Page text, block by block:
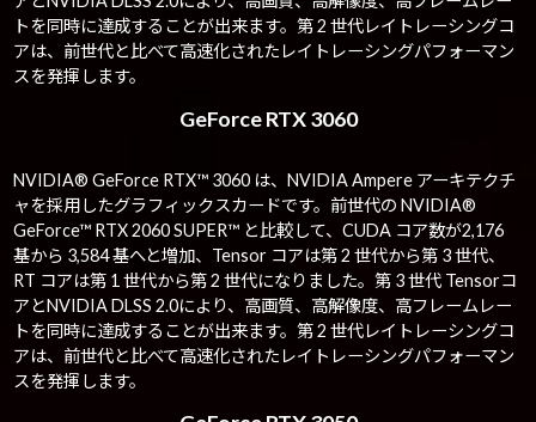
トを同時に達成することが出来ます。第 2 世代レイトレーシングコ
アは、前世代と比べて高速化されたレイトレーシングパフォーマン
スを発揮します。
GeForce RTX 3060
NVIDIA® GeForce RTX™ 3060 は、NVIDIA Ampere アーキテクチ
ャを採用したグラフィックスカードです。前世代の NVIDIA®
GeForce™ RTX 2060 SUPER™ と比較して、CUDA コア数が2,176
基から 3,584 基へと増加、Tensor コアは第 2 世代から第 3 世代、
RT コアは第 1 世代から第 2 世代になりました。第 3 世代 Tensorコ
アとNVIDIA DLSS 2.0により、高画質、高解像度、高フレームレー
トを同時に達成することが出来ます。第 2 世代レイトレーシングコ
アは、前世代と比べて高速化されたレイトレーシングパフォーマン
スを発揮します。